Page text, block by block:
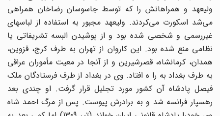
ولیعهد و همراهانش را که توسط جاسوسان رضاخان همراهی
می‌شد اسکورت می‌کردند. ولیعهد مجبور به استفاده از لباسهای
غیررسمی و شخصی شده بود و از پوشیدن البسه تشریفاتی یا
نظامی منع شده بود. این کاروان از تهران به طرف کرج، قزوین،
همدان، کرمانشاه، قصرشیرین و از آنجا در معیت مأموران عراقی
به طرف بغداد به را ه افتاد. وی در بغداد از طرف فرستادگان ملک
فیصل پادشاه آن کشور مورد تجلیل قرار گرفت. او چندی بعد
رهسپار فرانسه شد و به برادرش پیوست. پس از مرگ احمد شاه